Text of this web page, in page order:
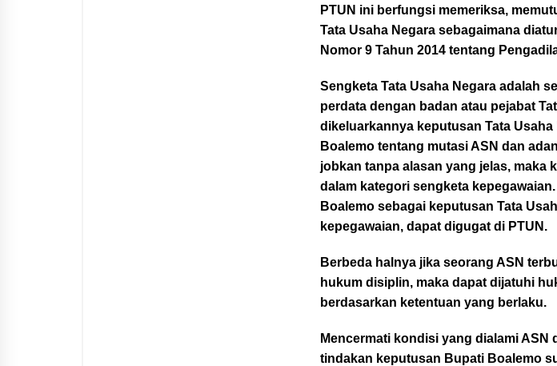
PTUN ini berfungsi memeriksa,
Tata Usaha Negara sebagaimana
Nomor 9 Tahun 2014 tentang
Sengketa Tata Usaha Negara adalah
perdata dengan badan atau pejabat
dikeluarkannya keputusan Tata
Boalemo tentang mutasi ASN dan
jobkan tanpa alasan yang jelas, maka
dalam kategori sengketa
Boalemo sebagai keputusan Tata
kepegawaian, dapat digugat di PTUN.
Berbeda halnya jika seorang ASN
hukum disiplin, maka dapat dijatuhi
berdasarkan ketentuan yang berlaku.
Mencermati kondisi yang dialami ASN
tindakan keputusan Bupati Boalemo